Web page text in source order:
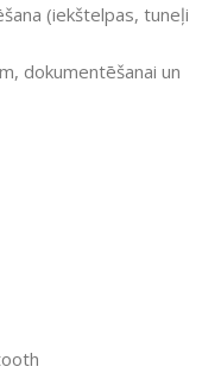
(iekštelpas, tuneļi
dokumentēšanai un